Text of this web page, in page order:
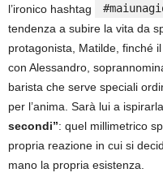
l’ironico hashtag
tendenza a subire la vita da
protagonista, Matilde, finché
con Alessandro,
barista che serve speciali
per l’anima. Sarà lui a
secondi”: quel millimetrico
propria reazione in cui si
mano la propria esistenza.